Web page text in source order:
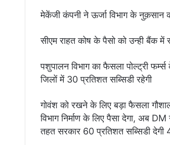
मेकेंजी कंपनी ने ऊर्जा विभाग के नुक़सान
सीएम राहत कोष के पैसो को उन्ही बैंक में
पशुपालन विभाग का फैसला पोल्ट्री
जिलों में 30 प्रतिशत सब्सिडी रहेगी
गोवंश को रखने के लिए बड़ा फैसला
विभाग निर्माण के लिए पैसा देगा, अब
तहत सरकार 60 प्रतिशत सब्सिडी देगी